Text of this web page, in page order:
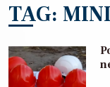
TAG: